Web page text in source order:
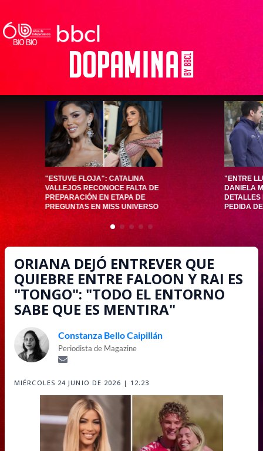
"ESTUVE FLOJA": CATALINA
VALLEJOS RECONOCE FALTA DE
PREPARACIÓN EN ETAPA DE
PREGUNTAS EN MISS UNIVERSO
"ENTRE
DANIELA
PEDIDA
ORIANA DEJÓ ENTREVER QUE
QUIEBRE ENTRE FALOON Y RAI ES
"TONGO": "TODO EL ENTORNO
SABE QUE ES MENTIRA"
Constanza Bello Caipillán
Periodista de Magazine
MIÉRCOLES 24 JUNIO DE 2026 | 12:23